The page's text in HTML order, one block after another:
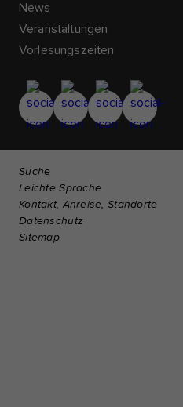
News
Veranstaltungen
Vorlesungszeiten
Suche
Leichte Sprache
Kontakt, Anreise, Standorte
Datenschutz
Sitemap